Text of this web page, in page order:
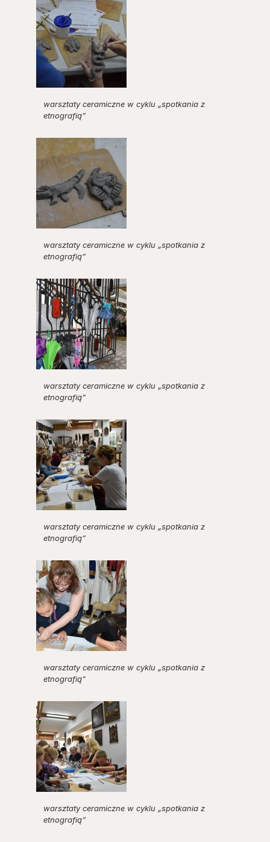
warsztaty ceramiczne w cyklu „spotkania z
etnografią”
warsztaty ceramiczne w cyklu „spotkania z
etnografią”
warsztaty ceramiczne w cyklu „spotkania z
etnografią”
warsztaty ceramiczne w cyklu „spotkania z
etnografią”
warsztaty ceramiczne w cyklu „spotkania z
etnografią”
warsztaty ceramiczne w cyklu „spotkania z
etnografią”